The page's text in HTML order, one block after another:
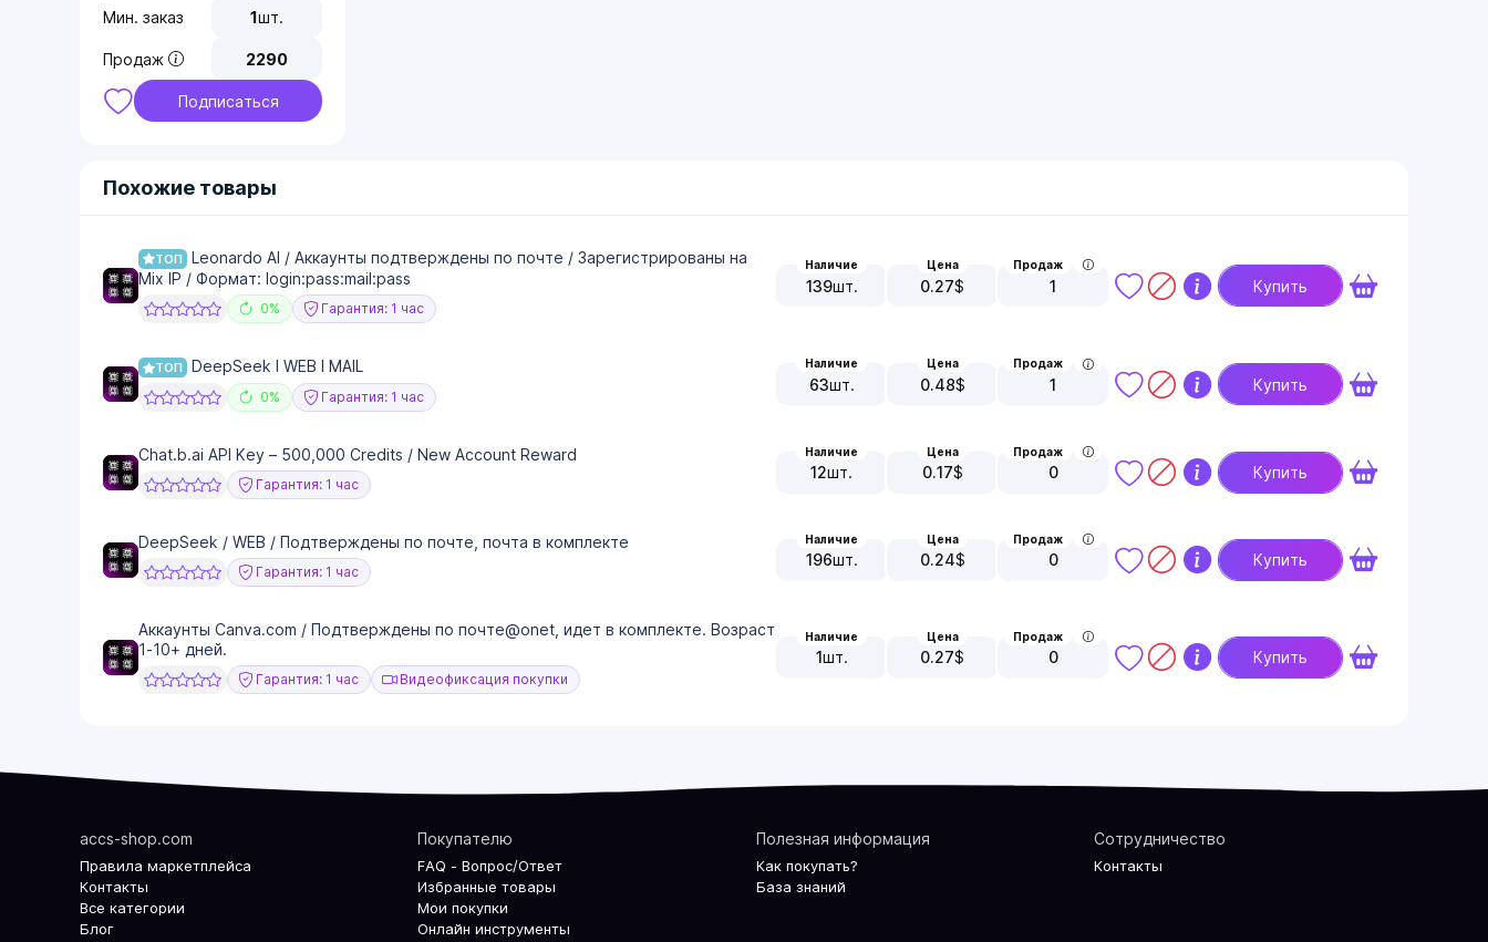
Мин. заказ 1шт.
Продаж 2290
Подписаться
Похожие товары
ТОП
Leonardo AI / Аккаунты подтверждены по почте / Зарегистрированы на
Mix IP / Формат: login:pass:mail:pass
0% Гарантия: 1 час
Наличие
139шт.
Цена
0.27$
Продаж
1 Купить
ТОП DeepSeek I WEB I MAIL
0% Гарантия: 1 час
Наличие
63шт.
Цена
0.48$
Продаж
1 Купить
Chat.b.ai API Key – 500,000 Credits / New Account Reward
Гарантия: 1 час
Наличие
12шт.
Цена
0.17$
Продаж
0 Купить
DeepSeek / WEB / Подтверждены по почте, почта в комплекте
Гарантия: 1 час
Наличие
196шт.
Цена
0.24$
Продаж
0 Купить
Аккаунты Canva.com / Подтверждены по почте@onet, идет в комплекте. Возраст
1-10+ дней.
Гарантия: 1 час Видеофиксация покупки
Наличие
1шт.
Цена
0.27$
Продаж
0 Купить
accs-shop.com
Правила маркетплейса
Контакты
Все категории
Блог
Покупателю
FAQ - Вопрос/Ответ
Избранные товары
Мои покупки
Онлайн инструменты
Полезная информация
Как покупать?
База знаний
Сотрудничество
Контакты